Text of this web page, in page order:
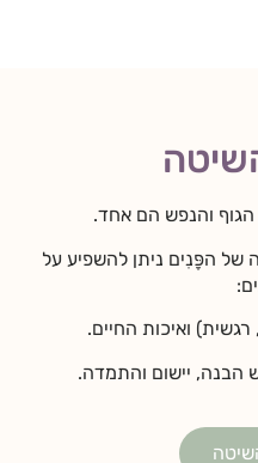
הגוף והנפש הם אחד.
של הפָּנִים ניתן להשפיע על
ואיכות החיים.
יישום והתמדה.